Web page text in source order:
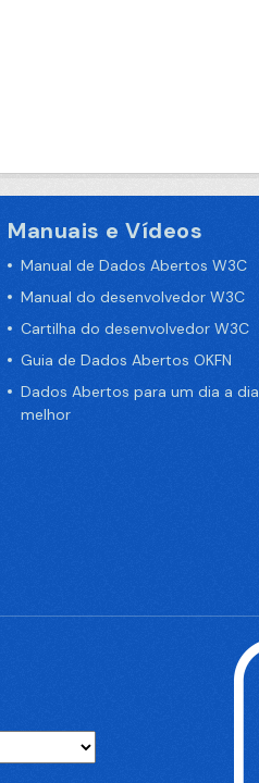
Manuais e Vídeos
Manual de Dados Abertos W3C
Manual do desenvolvedor W3C
Cartilha do desenvolvedor W3C
Guia de Dados Abertos OKFN
Dados Abertos para um dia a dia
melhor